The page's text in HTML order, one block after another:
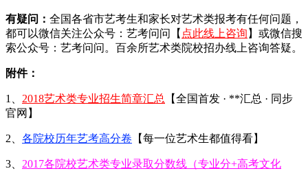
有疑问： 全国各省市艺考生和家长对艺术类报考有任何问题，
都可以微信关注公众号：艺考问问【 点此线上咨询 】或微信搜
索公众号：艺考问问。百余所艺术类院校招办线上咨询答疑。
附件：
1、 2018艺术类专业招生简章汇总
【全国首发 · **汇总 · 同步
官网】
2、 各院校历年艺考高分卷 【每一位艺术生都值得看】
3、 2017各院校艺术类专业录取分数线（专业分+高考文化